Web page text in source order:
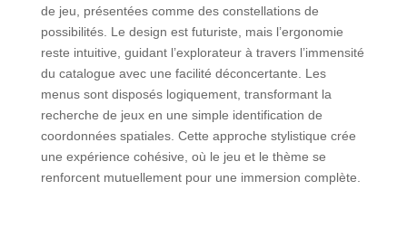
de jeu, présentées comme des constellations de
possibilités. Le design est futuriste, mais l’ergonomie
reste intuitive, guidant l’explorateur à travers l’immensité
du catalogue avec une facilité déconcertante. Les
menus sont disposés logiquement, transformant la
recherche de jeux en une simple identification de
coordonnées spatiales. Cette approche stylistique crée
une expérience cohésive, où le jeu et le thème se
renforcent mutuellement pour une immersion complète.